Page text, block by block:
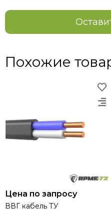
Похожие
Цена по запросу
ВВГ кабель ТУ